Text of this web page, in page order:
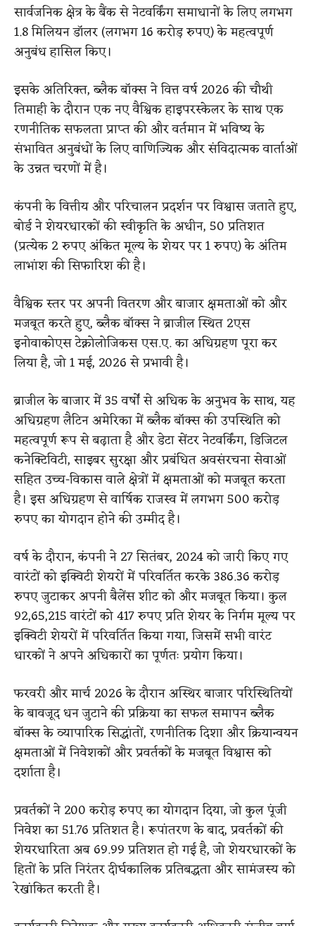
सार्वजनिक क्षेत्र के बैंक से नेटवर्किंग समाधानों के लिए लगभग
1.8 मिलियन डॉलर (लगभग 16 करोड़ रुपए) के महत्वपूर्ण
अनुबंध हासिल किए।
इसके अतिरिक्त, ब्लैक बॉक्स ने वित्त वर्ष 2026 की चौथी
तिमाही के दौरान एक नए वैश्विक हाइपरस्केलर के साथ एक
रणनीतिक सफलता प्राप्त की और वर्तमान में भविष्य के
संभावित अनुबंधों के लिए वाणिज्यिक और संविदात्मक वार्ताओं
के उन्नत चरणों में है।
कंपनी के वित्तीय और परिचालन प्रदर्शन पर विश्वास जताते हुए,
बोर्ड ने शेयरधारकों की स्वीकृति के अधीन, 50 प्रतिशत
(प्रत्येक 2 रुपए अंकित मूल्य के शेयर पर 1 रुपए) के अंतिम
लाभांश की सिफारिश की है।
वैश्विक स्तर पर अपनी वितरण और बाजार क्षमताओं को और
मजबूत करते हुए, ब्लैक बॉक्स ने ब्राजील स्थित 2एस
इनोवाकोएस टेक्नोलोजिकस एस.ए. का अधिग्रहण पूरा कर
लिया है, जो 1 मई, 2026 से प्रभावी है।
ब्राजील के बाजार में 35 वर्षों से अधिक के अनुभव के साथ, यह
अधिग्रहण लैटिन अमेरिका में ब्लैक बॉक्स की उपस्थिति को
महत्वपूर्ण रूप से बढ़ाता है और डेटा सेंटर नेटवर्किंग, डिजिटल
कनेक्टिविटी, साइबर सुरक्षा और प्रबंधित अवसंरचना सेवाओं
सहित उच्च-विकास वाले क्षेत्रों में क्षमताओं को मजबूत करता
है। इस अधिग्रहण से वार्षिक राजस्व में लगभग 500 करोड़
रुपए का योगदान होने की उम्मीद है।
वर्ष के दौरान, कंपनी ने 27 सितंबर, 2024 को जारी किए गए
वारंटों को इक्विटी शेयरों में परिवर्तित करके 386.36 करोड़
रुपए जुटाकर अपनी बैलेंस शीट को और मजबूत किया। कुल
92,65,215 वारंटों को 417 रुपए प्रति शेयर के निर्गम मूल्य पर
इक्विटी शेयरों में परिवर्तित किया गया, जिसमें सभी वारंट
धारकों ने अपने अधिकारों का पूर्णतः प्रयोग किया।
फरवरी और मार्च 2026 के दौरान अस्थिर बाजार परिस्थितियों
के बावजूद धन जुटाने की प्रक्रिया का सफल समापन ब्लैक
बॉक्स के व्यापारिक सिद्धांतों, रणनीतिक दिशा और क्रियान्वयन
क्षमताओं में निवेशकों और प्रवर्तकों के मजबूत विश्वास को
दर्शाता है।
प्रवर्तकों ने 200 करोड़ रुपए का योगदान दिया, जो कुल पूंजी
निवेश का 51.76 प्रतिशत है। रूपांतरण के बाद, प्रवर्तकों की
शेयरधारिता अब 69.99 प्रतिशत हो गई है, जो शेयरधारकों के
हितों के प्रति निरंतर दीर्घकालिक प्रतिबद्धता और सामंजस्य को
रेखांकित करती है।